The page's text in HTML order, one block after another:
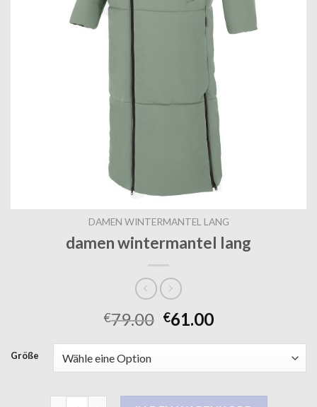
DAMEN WINTERMANTEL LANG
damen wintermantel lang
€79.00 €61.00
Größe
damen wintermantel lang Menge